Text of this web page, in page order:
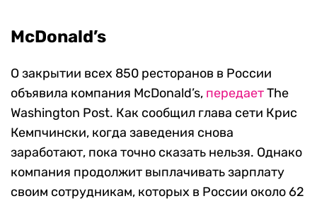
McDonald’s
О закрытии всех 850 ресторанов в России
объявила компания McDonald’s, передаетThe
Washington Post. Как сообщил глава сети Крис
Кемпчински, когда заведения снова
заработают, пока точно сказать нельзя. Однако
компания продолжит выплачивать зарплату
своим сотрудникам, которых в России около 62